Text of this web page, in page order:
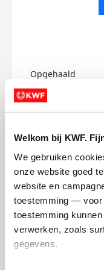
Welkom bij KWF.
We gebruiken
onze website goed
website en
toestemming — voor
toestemming
verwerken, zoals
gegevens.
Opgehaald
€0